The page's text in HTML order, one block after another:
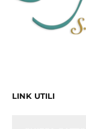
LINK UTILI